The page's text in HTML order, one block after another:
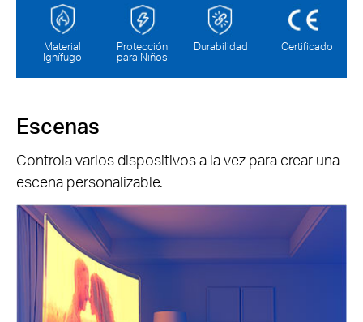
Material
Ignífugo
Protección
para Niños
Durabilidad Certificado
Escenas
Controla varios dispositivos a la vez para crear una
escena personalizable.